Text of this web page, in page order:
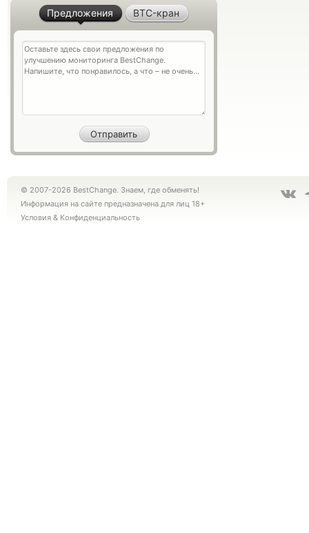
Предложения BTC-кран
© 2007-2026 BestChange. Знаем, где обменять!
Информация на сайте предназначена для лиц 18+
Условия & Конфиденциальность